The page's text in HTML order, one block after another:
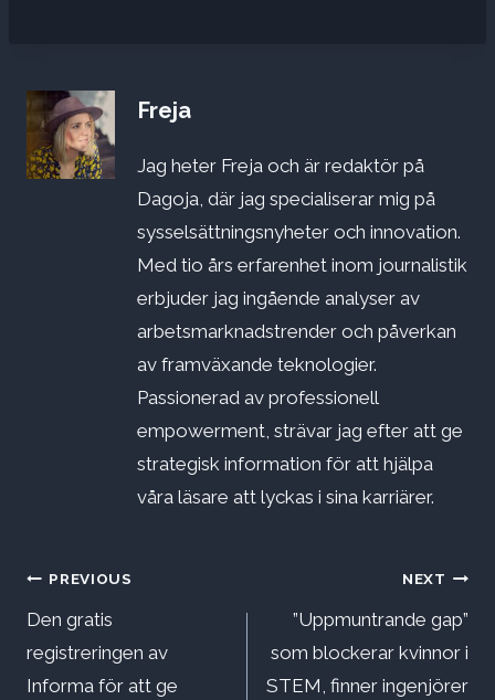
Freja
Jag heter Freja och är redaktör på
Dagoja, där jag specialiserar mig på
sysselsättningsnyheter och innovation.
Med tio års erfarenhet inom journalistik
erbjuder jag ingående analyser av
arbetsmarknadstrender och påverkan
av framväxande teknologier.
Passionerad av professionell
empowerment, strävar jag efter att ge
strategisk information för att hjälpa
våra läsare att lyckas i sina karriärer.
Inläggsnavigering
PREVIOUS
Den gratis
registreringen av
Informa för att ge
NEXT
”Uppmuntrande gap”
som blockerar kvinnor i
STEM, finner ingenjörer